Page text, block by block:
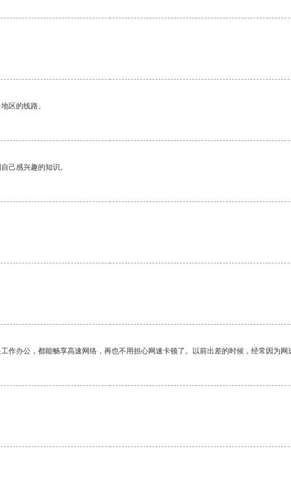
区的线路。
己感兴趣的知识。
作办公，都能畅享高速网络，再也不用担心网速卡顿了。以前出差的时候，经常因为